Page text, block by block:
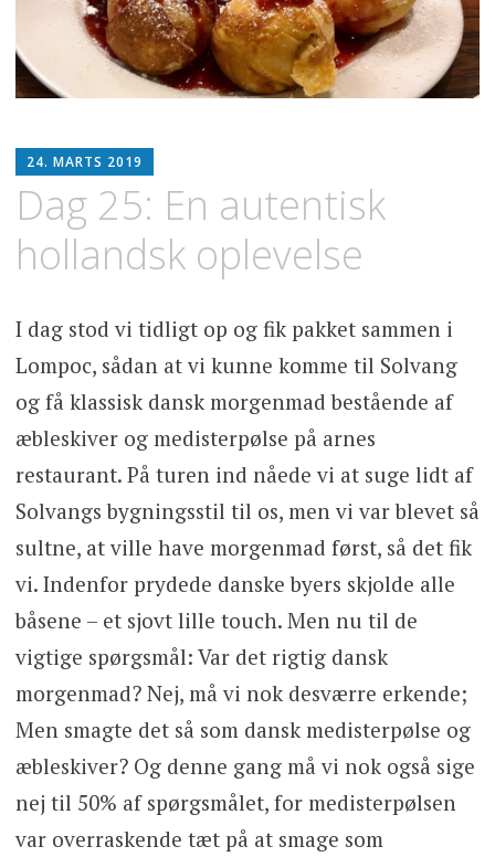
24. MARTS 2019
SPIS
Dag 25: En autentisk
hollandsk oplevelse
I dag stod vi tidligt op og fik pakket sammen i
Lompoc, sådan at vi kunne komme til Solvang
og få klassisk dansk morgenmad bestående af
æbleskiver og medisterpølse på arnes
restaurant. På turen ind nåede vi at suge lidt af
Solvangs bygningsstil til os, men vi var blevet så
sultne, at ville have morgenmad først, så det fik
vi. Indenfor prydede danske byers skjolde alle
båsene – et sjovt lille touch. Men nu til de
vigtige spørgsmål: Var det rigtig dansk
morgenmad? Nej, må vi nok desværre erkende;
Men smagte det så som dansk medisterpølse og
æbleskiver? Og denne gang må vi nok også sige
nej til 50% af spørgsmålet, for medisterpølsen
var overraskende tæt på at smage som